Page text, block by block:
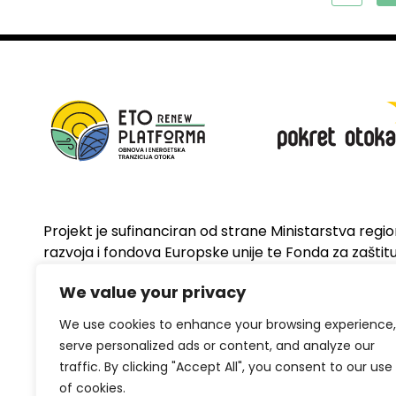
We value your privacy
We use cookies to enhance your browsing experience,
serve personalized ads or content, and analyze our
traffic. By clicking "Accept All", you consent to our use
of cookies.
Projekt je sufinanciran od strane Ministarstva
razvoja i fondova Europske unije te Fonda za